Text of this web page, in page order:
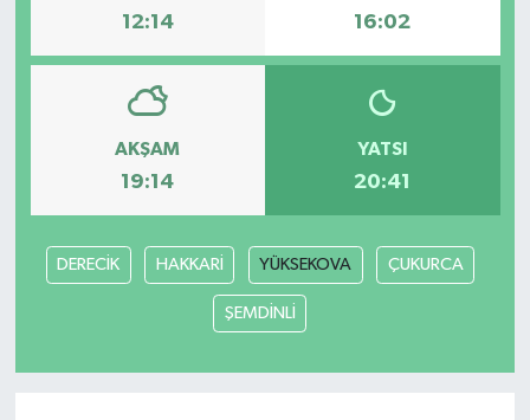
12:14 16:02
AKŞAM
19:14
YATSI
20:41
DERECİK HAKKARİ YÜKSEKOVA ÇUKURCA
ŞEMDİNLİ
POLİTİKA
RESMİ İLANLAR
SAĞLIK
Spor
Tarihi Yapılarımız